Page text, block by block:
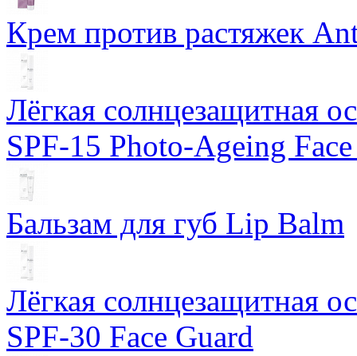
Крем против растяжек
Лёгкая солнцезащитная
SPF-15 Photo-Ageing
Бальзам для губ Lip Balm
Лёгкая солнцезащитная
SPF-30 Face Guard